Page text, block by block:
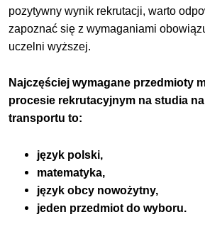
pozytywny wynik rekrutacji, warto
zapoznać się z wymaganiami
uczelni wyższej.
Najczęściej wymagane przedmioty
procesie rekrutacyjnym na studia
transportu to:
język polski,
matematyka,
język obcy nowożytny,
jeden przedmiot do wyboru.